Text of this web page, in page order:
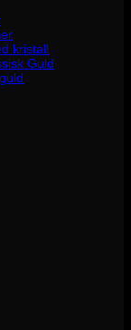
kristall
Guld